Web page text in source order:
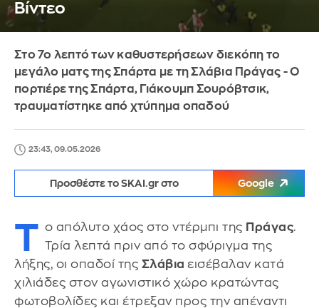
Βίντεο
Στο 7ο λεπτό των καθυστερήσεων διεκόπη το
μεγάλο ματς της Σπάρτα με τη Σλάβια Πράγας - Ο
πορτιέρε της Σπάρτα, Γιάκουμπ Σουρόβτσικ,
τραυματίστηκε από χτύπημα οπαδού
23:43, 09.05.2026
Προσθέστε το SKAI.gr στο Google
Τ ο απόλυτο χάος στο ντέρμπι της Πράγας.
Τρία λεπτά πριν από το σφύριγμα της
λήξης, οι οπαδοί της Σλάβια εισέβαλαν κατά
χιλιάδες στον αγωνιστικό χώρο κρατώντας
φωτοβολίδες και έτρεξαν προς την απέναντι